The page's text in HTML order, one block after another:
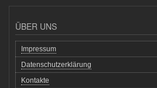
ÜBER UNS
Impressum
Datenschutzerklärung
Kontakte